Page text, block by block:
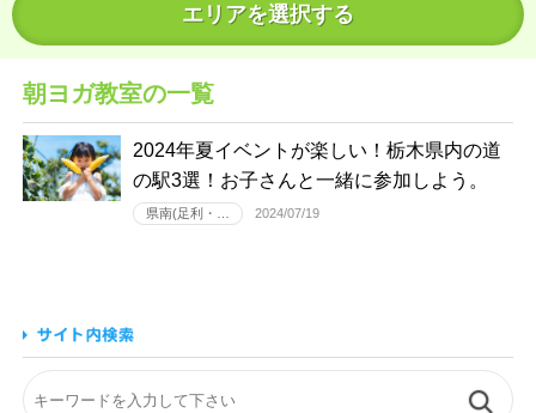
エリアを選択する
朝ヨガ教室の一覧
2024年夏イベントが楽しい！栃木県内の道
の駅3選！お子さんと一緒に参加しよう。
県南(足利・… 2024/07/19